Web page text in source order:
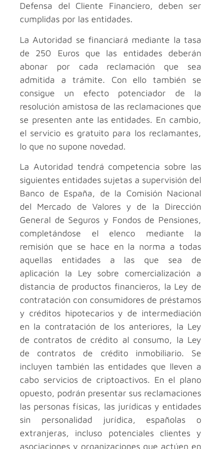
Defensa del Cliente Financiero, deben ser
cumplidas por las entidades.
La Autoridad se financiará mediante la tasa
de 250 Euros que las entidades deberán
abonar por cada reclamación que sea
admitida a trámite. Con ello también se
consigue un efecto potenciador de la
resolución amistosa de las reclamaciones que
se presenten ante las entidades. En cambio,
el servicio es gratuito para los reclamantes,
lo que no supone novedad.
La Autoridad tendrá competencia sobre las
siguientes entidades sujetas a supervisión del
Banco de España, de la Comisión Nacional
del Mercado de Valores y de la Dirección
General de Seguros y Fondos de Pensiones,
completándose el elenco mediante la
remisión que se hace en la norma a todas
aquellas entidades a las que sea de
aplicación la Ley sobre comercialización a
distancia de productos financieros, la Ley de
contratación con consumidores de préstamos
y créditos hipotecarios y de intermediación
en la contratación de los anteriores, la Ley
de contratos de crédito al consumo, la Ley
de contratos de crédito inmobiliario. Se
incluyen también las entidades que lleven a
cabo servicios de criptoactivos. En el plano
opuesto, podrán presentar sus reclamaciones
las personas físicas, las jurídicas y entidades
sin personalidad jurídica, españolas o
extranjeras, incluso potenciales clientes y
asociaciones y organizaciones que actúen en